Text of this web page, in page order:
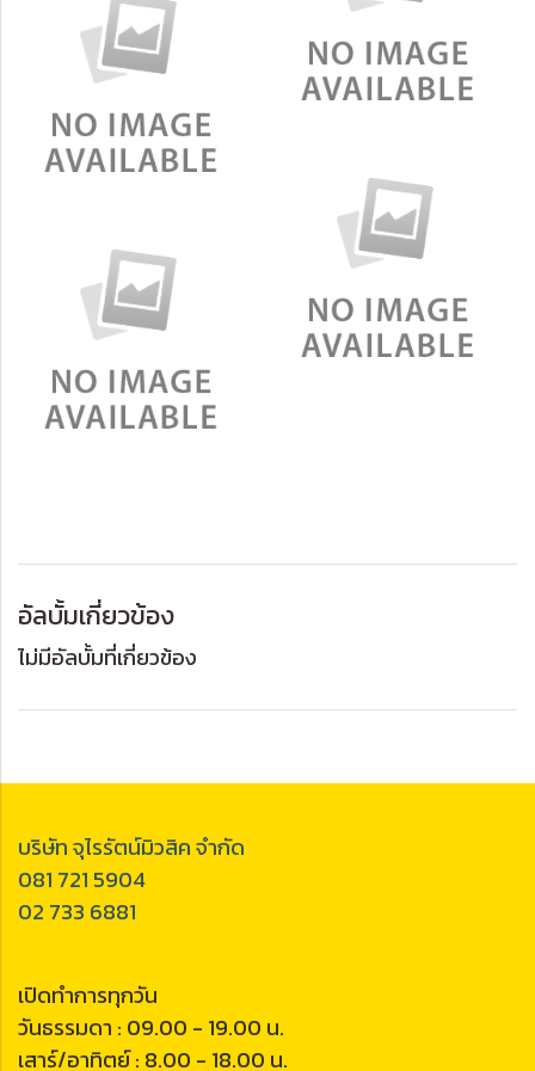
อัลบั้มเกี่ยวข้อง
ไม่มีอัลบั้มที่เกี่ยวข้อง
บริษัท จุไรรัตน์มิวสิค จำกัด
081 721 5904
02 733 6881
เปิดทำการทุกวัน
วันธรรมดา : 09.00 - 19.00 น.
เสาร์/อาทิตย์ : 8.00 - 18.00 น.